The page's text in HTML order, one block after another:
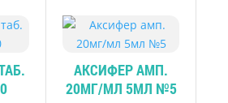
АКСИФЕР АМП.
20МГ/МЛ 5МЛ №5